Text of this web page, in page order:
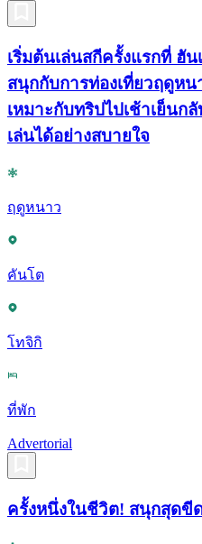
เริ่มต้นเล่นสกีครั้งแรกที่ ฮั
สนุกกับการท่องเที่ยวฤดูห
เหมาะกับทริปไปเช้าเย็นก
เล่นได้อย่างสบายใจ
ฤดูหนาว
คันโต
โทจิกิ
ที่พัก
Advertorial
ครั้งหนึ่งในชีวิต! สนุกสุด